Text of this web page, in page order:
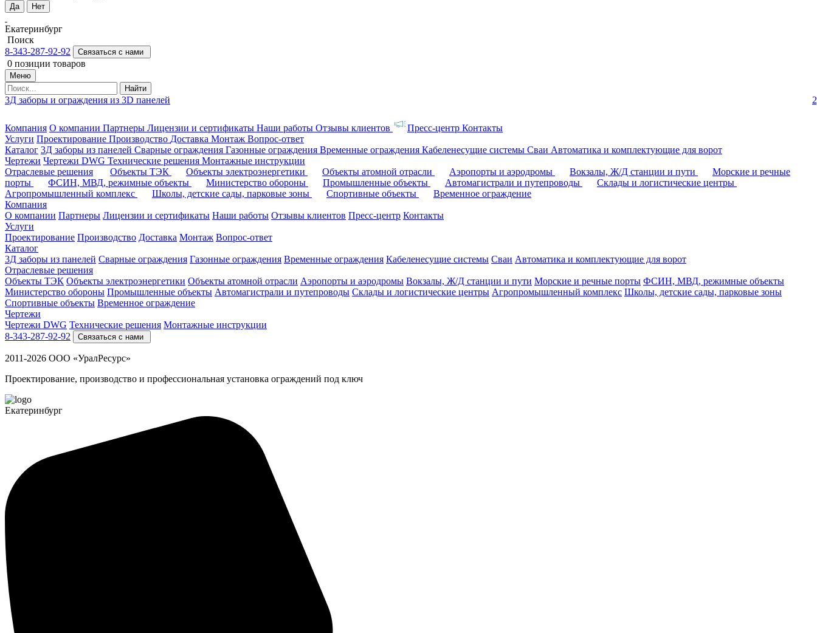
Да Нет
Екатеринбург
Поиск
8-343-287-92-92
Связаться с нами
0 позиции товаров
Меню
Найти
3Д заборы и ограждения из 3D панелей
Компания О компании Партнеры Лицензии и сертификаты Наши работы Отзывы клиентов Пресс-центр Контакты
Услуги Проектирование Производство Доставка Монтаж Вопрос-ответ
Каталог 3Д заборы из панелей Сварные ограждения Газонные ограждения Временные ограждения Кабеленесущие системы Cваи Автоматика и комплектующие для ворот
Чертежи Чертежи DWG Технические решения Монтажные инструкции
Отраслевые решения
Объекты ТЭК Объекты электроэнергетики Объекты атомной отрасли Аэропорты и аэродромы Вокзалы, Ж/Д станции и пути
Морские и речные
порты
ФСИН, МВД, режимные объекты Министерство обороны Промышленные объекты Автомагистрали и путепроводы
Склады и логистические центры
Агропромышленный комплекс
Школы, детские сады, парковые зоны Спортивные объекты
Временное ограждение
Компания
О компании Партнеры Лицензии и сертификаты Наши работы Отзывы клиентов Пресс-центр Контакты
Услуги
Проектирование Производство Доставка Монтаж Вопрос-ответ
Каталог
3Д заборы из панелей Сварные ограждения Газонные ограждения Временные ограждения Кабеленесущие системы Cваи Автоматика и комплектующие для ворот
Отраслевые решения
Объекты ТЭК Объекты электроэнергетики Объекты атомной отрасли Аэропорты и аэродромы Вокзалы, Ж/Д станции и пути Морские и речные порты ФСИН, МВД, режимные объекты
Министерство обороны Промышленные объекты Автомагистрали и путепроводы Склады и логистические центры Агропромышленный комплекс Школы, детские сады, парковые зоны
Спортивные объекты Временное ограждение
Чертежи
Чертежи DWG Технические решения Монтажные инструкции
8-343-287-92-92
Связаться с нами
2011-2026 ООО «УралРесурс»
Проектирование, производство и профессиональная установка ограждений под ключ
Екатеринбург